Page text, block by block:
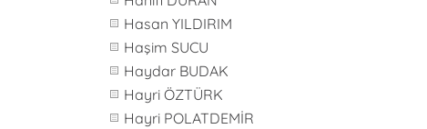
Hasan YILDIRIM
Haşim SUCU
Haydar BUDAK
Hayri ÖZTÜRK
Hayri POLATDEMİR